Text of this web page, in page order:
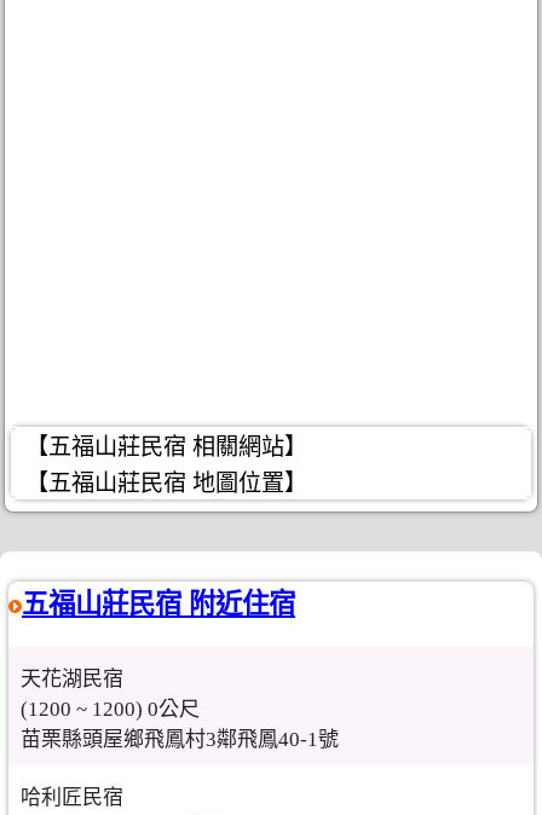
【五福山莊民宿 相關網站】
【五福山莊民宿 地圖位置】
五福山莊民宿 附近住宿
天花湖民宿
(1200 ~ 1200) 0公尺
苗栗縣頭屋鄉飛鳳村3鄰飛鳳40-1號
哈利匠民宿